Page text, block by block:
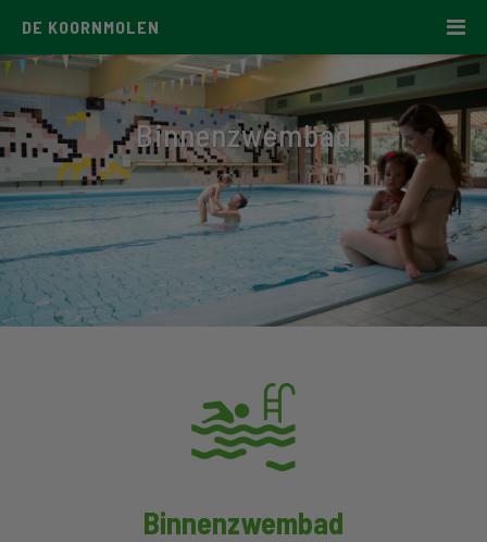
DE KOORNMOLEN
Binnenzwembad
Binnenzwembad